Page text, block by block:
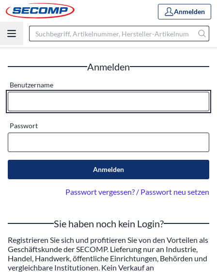
Anmelden
Anmelden
Benutzername
Passwort
Anmelden
Passwort vergessen? / Passwort neu setzen
Sie haben noch kein Login?
Registrieren Sie sich und profitieren Sie von den Vorteilen als
Geschäftskunde der SECOMP. Lieferung nur an Industrie,
Handel, Handwerk, öffentliche Einrichtungen, Behörden und
vergleichbare Institutionen. Kein Verkauf an